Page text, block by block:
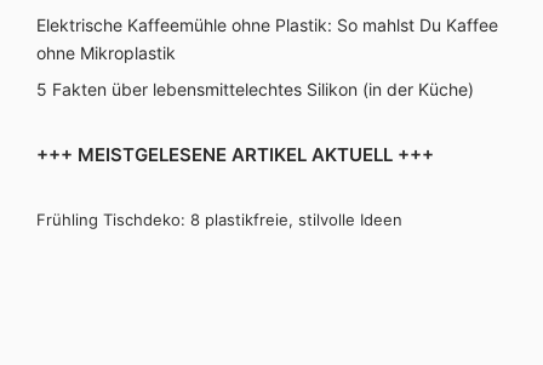
Elektrische Kaffeemühle ohne Plastik: So mahlst Du Kaffee
ohne Mikroplastik
5 Fakten über lebensmittelechtes Silikon (in der Küche)
+++ MEISTGELESENE ARTIKEL AKTUELL +++
Frühling Tischdeko: 8 plastikfreie, stilvolle Ideen